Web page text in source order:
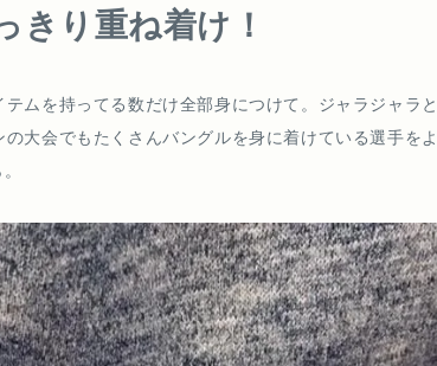
きり重ね着け！
ムを持ってる数だけ全部身につけて。ジャラジャラ
大会でもたくさんバングルを身に着けている選手を